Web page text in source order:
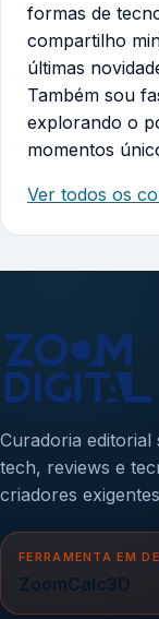
formas de
compartilho
últimas
Também sou
explorando o
momentos
Ver todos os
Curadoria
tech, reviews e
criadores
FERRAMENTA EM
ZoomCalc3D